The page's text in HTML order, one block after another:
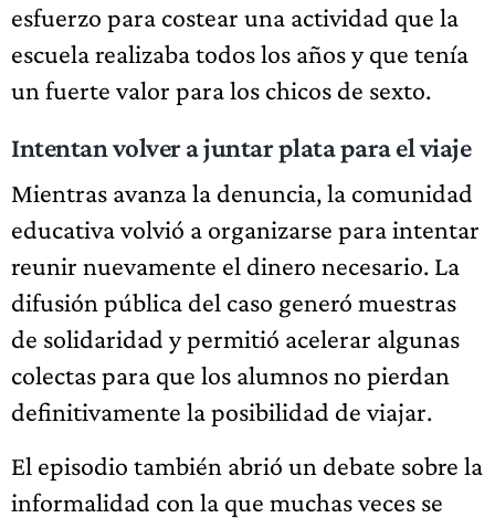
esfuerzo para costear una actividad que la
escuela realizaba todos los años y que tenía
un fuerte valor para los chicos de sexto.
Intentan volver a juntar plata para el viaje
Mientras avanza la denuncia, la comunidad
educativa volvió a organizarse para intentar
reunir nuevamente el dinero necesario. La
difusión pública del caso generó muestras
de solidaridad y permitió acelerar algunas
colectas para que los alumnos no pierdan
definitivamente la posibilidad de viajar.
El episodio también abrió un debate sobre la
informalidad con la que muchas veces se